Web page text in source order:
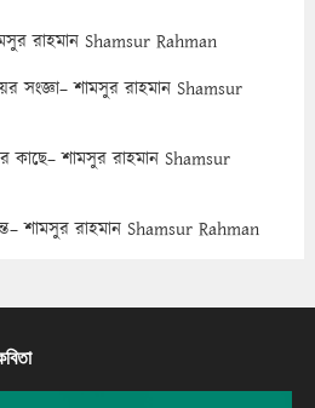
রাহমান Shamsur Rahman
সংজ্ঞা– শামসুর রাহমান Shamsur
শামসুর রাহমান Shamsur
শামসুর রাহমান Shamsur Rahman